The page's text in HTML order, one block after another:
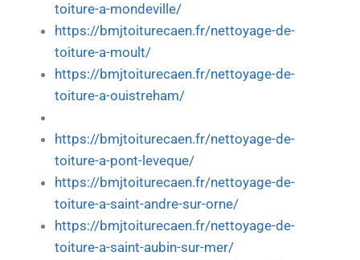
toiture-a-mondeville/
https://bmjtoiturecaen.fr/nettoyage-de-
toiture-a-moult/
https://bmjtoiturecaen.fr/nettoyage-de-
toiture-a-ouistreham/
https://bmjtoiturecaen.fr/nettoyage-de-
toiture-a-pont-leveque/
https://bmjtoiturecaen.fr/nettoyage-de-
toiture-a-saint-andre-sur-orne/
https://bmjtoiturecaen.fr/nettoyage-de-
toiture-a-saint-aubin-sur-mer/